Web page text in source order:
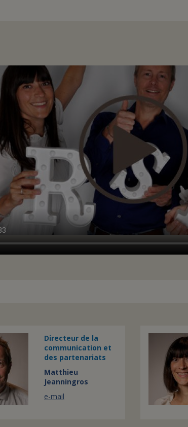
Directeur de la
communication et
des partenariats
Matthieu
Jeanningros
e-mail